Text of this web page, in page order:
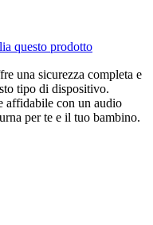
questo prodotto
una sicurezza completa e
tipo di dispositivo.
affidabile con un audio
per te e il tuo bambino.